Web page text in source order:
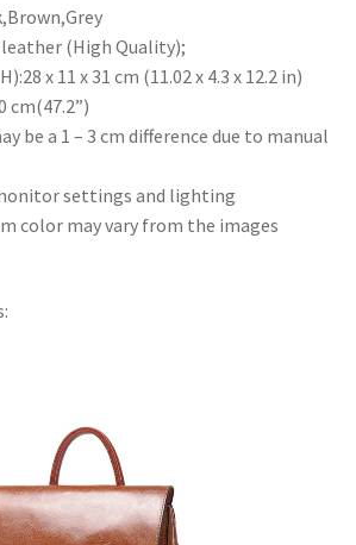
(High Quality);
x 11 x 31 cm (11.02 x 4.3 x 12.2 in)
cm(47.2”)
be a 1 – 3 cm difference due to manual
settings and lighting
color may vary from the images